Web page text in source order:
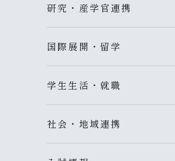
研究・産学官連携
国際展開・留学
学生生活・就職
社会・地域連携